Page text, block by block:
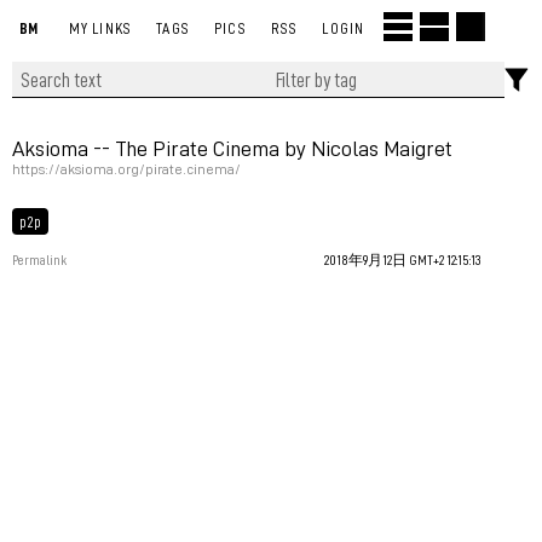
BM MY LINKS TAGS PICS RSS LOGIN
Aksioma -- The Pirate Cinema by Nicolas Maigret
https://aksioma.org/pirate.cinema/
p2p
Permalink 2018年9月12日 GMT+2 12:15:13